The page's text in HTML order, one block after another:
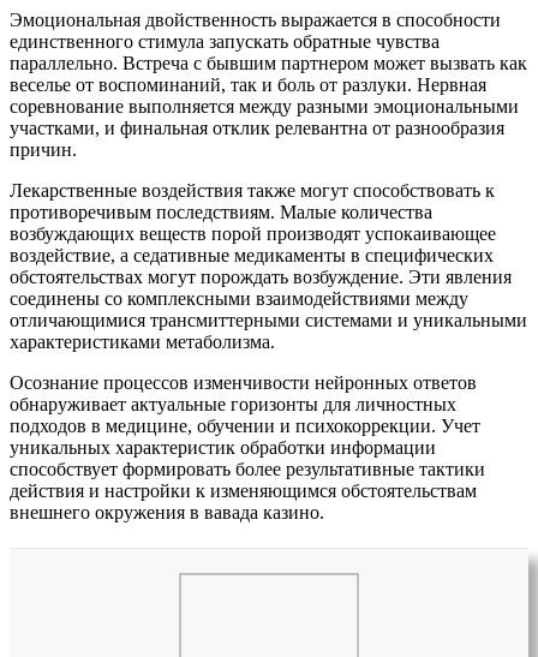
Эмоциональная двойственность выражается в способности
единственного стимула запускать обратные чувства
параллельно. Встреча с бывшим партнером может вызвать как
веселье от воспоминаний, так и боль от разлуки. Нервная
соревнование выполняется между разными эмоциональными
участками, и финальная отклик релевантна от разнообразия
причин.
Лекарственные воздействия также могут способствовать к
противоречивым последствиям. Малые количества
возбуждающих веществ порой производят успокаивающее
воздействие, а седативные медикаменты в специфических
обстоятельствах могут порождать возбуждение. Эти явления
соединены со комплексными взаимодействиями между
отличающимися трансмиттерными системами и уникальными
характеристиками метаболизма.
Осознание процессов изменчивости нейронных ответов
обнаруживает актуальные горизонты для личностных
подходов в медицине, обучении и психокоррекции. Учет
уникальных характеристик обработки информации
способствует формировать более результативные тактики
действия и настройки к изменяющимся обстоятельствам
внешнего окружения в вавада казино.